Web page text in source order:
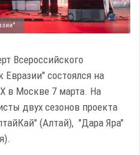
Всероссийского
Евразии" состоялся на
в Москве 7 марта. На
двух сезонов проекта
(Алтай), "Дара Яра"